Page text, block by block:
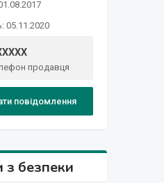
05.11.2020
продавця
повідомлення
з безпеки